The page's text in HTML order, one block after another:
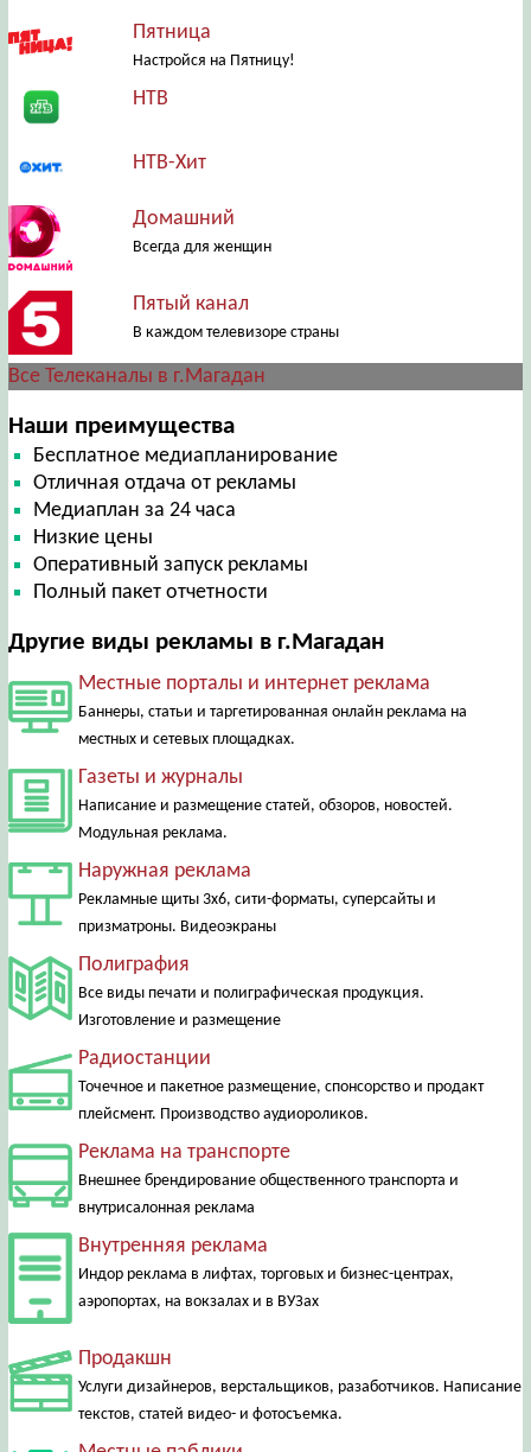
Пятница
Настройся на Пятницу!
НТВ
НТВ-Хит
Домашний
Всегда для женщин
Пятый канал
В каждом телевизоре страны
Все Телеканалы в г.Магадан
Наши преимущества
Бесплатное медиапланирование
Отличная отдача от рекламы
Медиаплан за 24 часа
Низкие цены
Оперативный запуск рекламы
Полный пакет отчетности
Другие виды рекламы в г.Магадан
Местные порталы и интернет реклама
Баннеры, статьи и таргетированная онлайн реклама на
местных и сетевых площадках.
Газеты и журналы
Написание и размещение статей, обзоров, новостей.
Модульная реклама.
Наружная реклама
Рекламные щиты 3х6, сити-форматы, суперсайты и
призматроны. Видеоэкраны
Полиграфия
Все виды печати и полиграфическая продукция.
Изготовление и размещение
Радиостанции
Точечное и пакетное размещение, спонсорство и продакт
плейсмент. Производство аудиороликов.
Реклама на транспорте
Внешнее брендирование общественного транспорта и
внутрисалонная реклама
Внутренняя реклама
Индор реклама в лифтах, торговых и бизнес-центрах,
аэропортах, на вокзалах и в ВУЗах
Продакшн
Услуги дизайнеров, верстальщиков, разаботчиков. Написание
текстов, статей видео- и фотосъемка.